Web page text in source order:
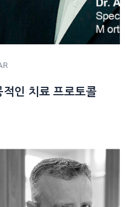
인 치료 프로토콜